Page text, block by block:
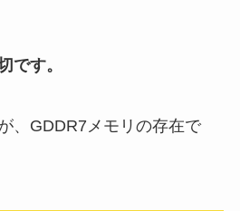
です。
、GDDR7メモリの存在で